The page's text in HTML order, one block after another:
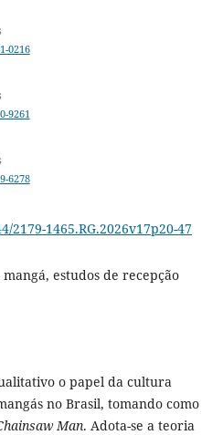
0216
9261
6278
2179-1465.RG.2026v17p20-47
estudos de recepção
o papel da cultura
no Brasil, tomando como
Man. Adota-se a teoria